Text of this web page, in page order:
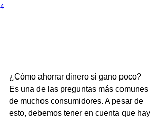
4
¿Cómo ahorrar dinero si gano poco?
Es una de las preguntas más comunes
de muchos consumidores. A pesar de
esto, debemos tener en cuenta que hay